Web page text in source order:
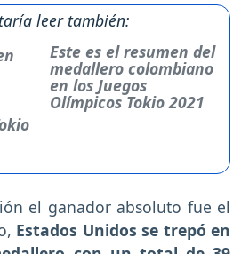
leer también:
Este es el resumen del
medallero colombiano
en los Juegos
Olímpicos Tokio 2021
el ganador absoluto fue el
Estados Unidos se trepó en